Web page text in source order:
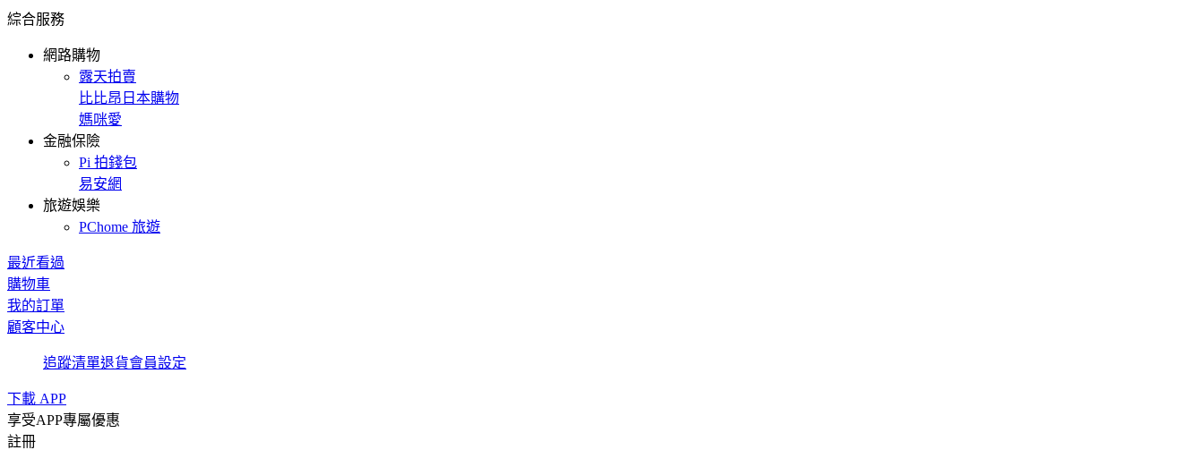
綜合服務
網路購物
露天拍賣
比比昂日本購物
媽咪愛
金融保險
Pi 拍錢包
易安網
旅遊娛樂
PChome 旅遊
最近看過
購物車
我的訂單
顧客中心
追蹤清單退貨會員設定
下載 APP
享受APP專屬優惠
註冊